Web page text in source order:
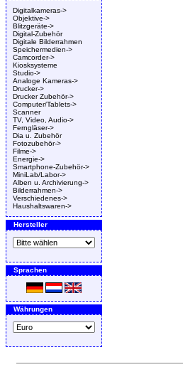
Digitalkameras->
Objektive->
Blitzgeräte->
Digital-Zubehör
Digitale Bilderrahmen
Speichermedien->
Camcorder->
Kiosksysteme
Studio->
Analoge Kameras->
Drucker->
Drucker Zubehör->
Computer/Tablets->
Scanner
TV, Video, Audio->
Ferngläser->
Dia u. Zubehör
Fotozubehör->
Filme->
Energie->
Smartphone-Zubehör->
MiniLab/Labor->
Alben u. Archivierung->
Bilderrahmen->
Verschiedenes->
Haushaltswaren->
Hersteller
Sprachen
Währungen